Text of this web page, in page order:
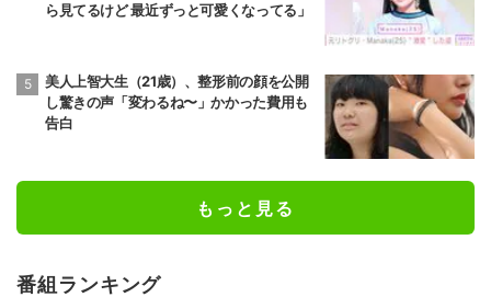
ら見てるけど 最近ずっと可愛くなってる」
美人上智大生（21歳）、整形前の顔を公開
し驚きの声「変わるね〜」かかった費用も
告白
もっと見る
番組ランキング